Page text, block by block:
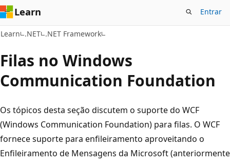
Learn Entrar
Learn .NET .NET Framework
Filas no Windows
Communication Foundation
Os tópicos desta seção discutem o suporte do WCF
(Windows Communication Foundation) para filas. O WCF
fornece suporte para enfileiramento aproveitando o
Enfileiramento de Mensagens da Microsoft (anteriormente